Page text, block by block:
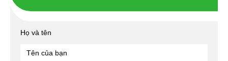
Họ và tên